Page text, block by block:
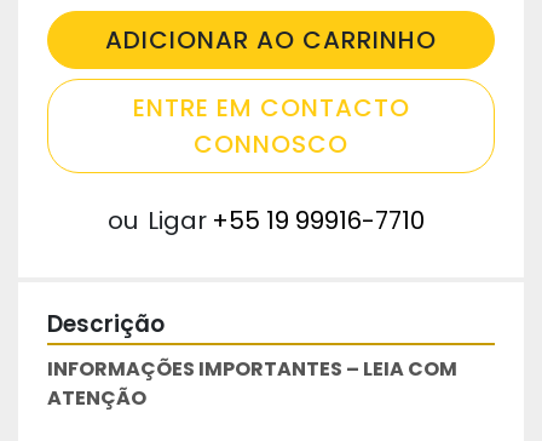
ADICIONAR AO CARRINHO
ENTRE EM CONTACTO
CONNOSCO
ou Ligar +55 19 99916-7710
Descrição
INFORMAÇÕES IMPORTANTES – LEIA COM
ATENÇÃO